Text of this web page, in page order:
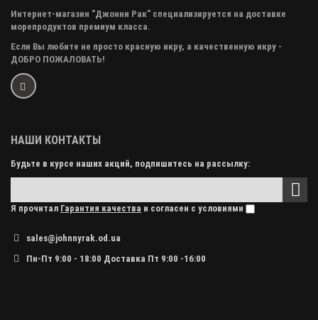
Интернет-магазин "Джонни Рак" специализируется на доставке
морепродуктов премиум класса.
Если Вы любите не просто красную икру, а качественную икру -
ДОБРО ПОЖАЛОВАТЬ!
НАШИ КОНТАКТЫ
Будьте в курсе наших акций, подпишитесь на рассылку:
Я прочитал Гарантия качества и согласен с условиями
sales@johnnyrak.od.ua
Пн-Пт 9:00 - 18:00 Доставка Пт 9:00 -16:00